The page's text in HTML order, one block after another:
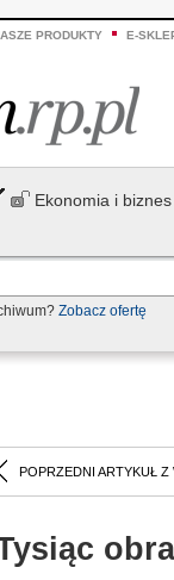
PRODUKTY E-
Ekonomia i biznes
Zobacz ofertę
POPRZEDNI ARTYKUŁ Z